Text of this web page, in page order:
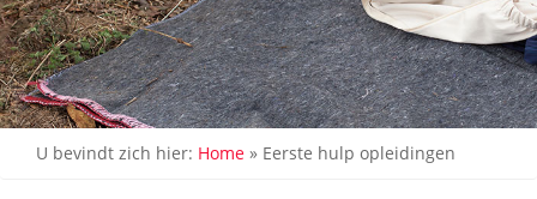
U bevindt zich hier: Home » Eerste hulp opleidingen